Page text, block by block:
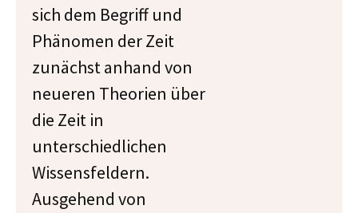
sich dem Begriff und
Phänomen der Zeit
zunächst anhand von
neueren Theorien über
die Zeit in
unterschiedlichen
Wissensfeldern.
Ausgehend von